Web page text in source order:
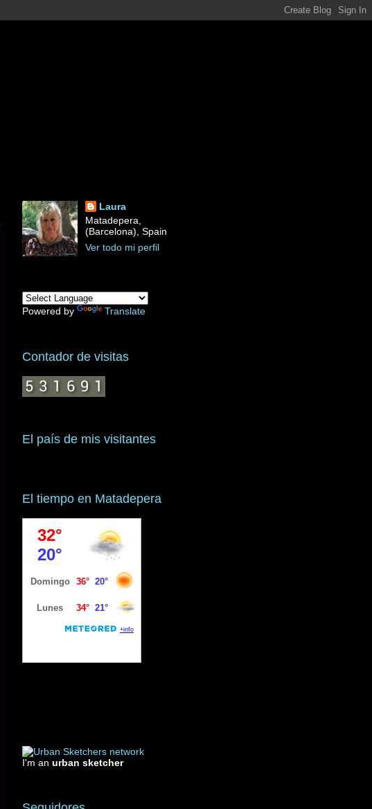
Laura
Matadepera,
(Barcelona), Spain
Ver todo mi perfil
Powered by Translate
Contador de visitas
El país de mis visitantes
El tiempo en Matadepera
I'm an urban sketcher